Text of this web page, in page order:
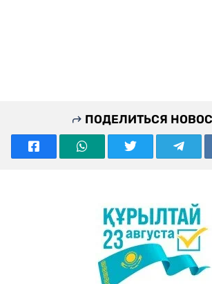
ПОДЕЛИТЬСЯ